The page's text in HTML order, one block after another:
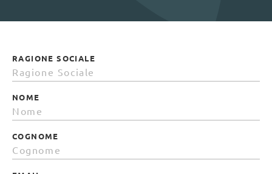
RAGIONE SOCIALE
NOME
COGNOME